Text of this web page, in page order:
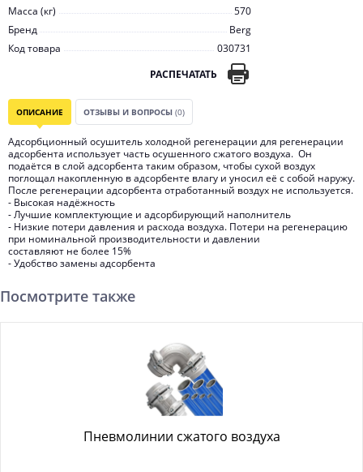
Масса (кг)
570
Бренд
Berg
Код товара
030731
РАСПЕЧАТАТЬ
ОПИСАНИЕ ОТЗЫВЫ И ВОПРОСЫ (0)
Адсорбционный осушитель холодной регенерации для регенерации
адсорбента использует часть осушенного сжатого воздуха. Он
подаётся в слой адсорбента таким образом, чтобы сухой воздух
поглощал накопленную в адсорбенте влагу и уносил её с собой наружу.
После регенерации адсорбента отработанный воздух не используется.
- Высокая надёжность
- Лучшие комплектующие и адсорбирующий наполнитель
- Низкие потери давления и расхода воздуха. Потери на регенерацию
при номинальной производительности и давлении
составляют не более 15%
- Удобство замены адсорбента
Посмотрите также
Пневмолинии сжатого воздуха